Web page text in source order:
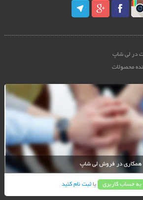
در لی شاپ
محصولات
همکاری در فروش لی شاپ
به حساب کاربری یاثبت نام کنید